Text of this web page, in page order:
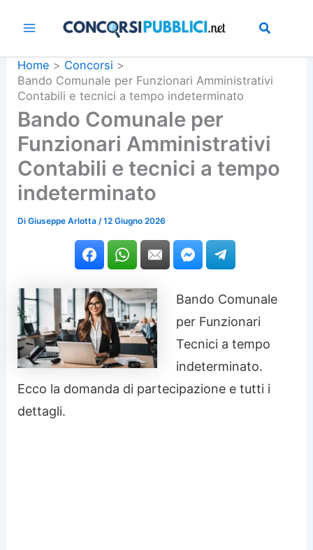
Home
Concorsi
Bando Comunale per Funzionari Amministrativi
Contabili e tecnici a tempo indeterminato
Bando Comunale per
Funzionari Amministrativi
Contabili e tecnici a tempo
indeterminato
DiGiuseppe Arlotta /12 Giugno 2026
Bando Comunale
per Funzionari
Tecnici a tempo
indeterminato.
Ecco la domanda di partecipazione e tutti i
dettagli.